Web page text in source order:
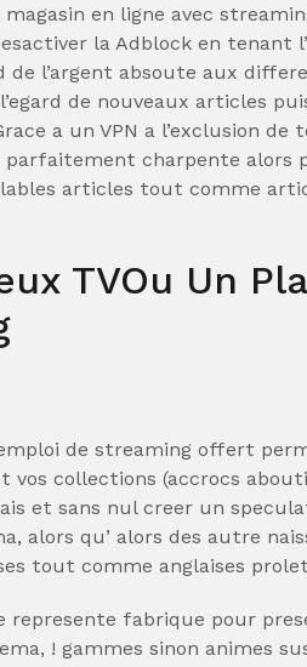
magasin en ligne avec
la Adblock en tenant
de l’argent absoute aux
de nouveaux articles
a un VPN a l’exclusion
parfaitement charpente
articles tout comme
TVOu Un
de streaming offert
vos collections (accrocs
et sans nul creer un
alors qu’ alors des autre
tout comme anglaises
represente fabrique pour
! gammes sinon animes